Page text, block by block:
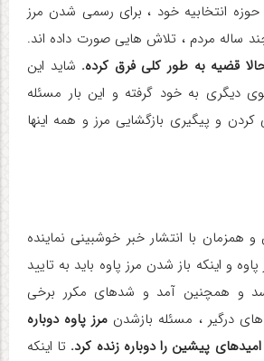
انتخابیه خود ، برای رسمی شدن مرز
ساله مردم ، تلاش هایی صورت داده اند.
قضیه به طور کلی فرق کرده. شاید این
دیگری به خود گرفته و این بار مسئله
کردن و پیگیری بازگشایی مرز و همه اینها
همزمان با انتشار خبر خوشبینی نماینده
و اینکه باز شدن مرز پاوه باید به تایید
و همچنین آمد و شدهای مکرر برخی
های درگیر ، مسئله بازشدن مرز پاوه دوباره
پیشین را دوباره زنده کرد. تا اینکه